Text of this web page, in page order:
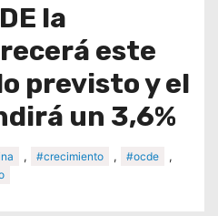
la
este
previsto y el
un 3,6%
, #crecimiento , #ocde
,